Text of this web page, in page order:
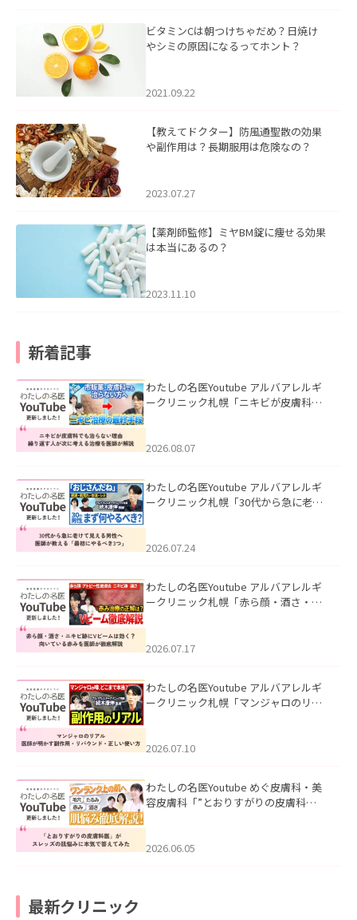
ビタミンCは朝つけちゃだめ？日焼け
やシミの原因になるってホント？
2021.09.22
【教えてドクター】防風通聖散の効果
や副作用は？長期服用は危険なの？
2023.07.27
【薬剤師監修】ミヤBM錠に痩せる効果
は本当にあるの？
2023.11.10
新着記事
わたしの名医Youtube アルバアレルギ
ークリニック札幌「ニキビが皮膚科で
ました。
2026.08.07
わたしの名医Youtube アルバアレルギ
ークリニック札幌「30代から急に老け
た。
2026.07.24
わたしの名医Youtube アルバアレルギ
ークリニック札幌「赤ら顔・酒さ・ニ
した。
2026.07.17
わたしの名医Youtube アルバアレルギ
ークリニック札幌「マンジャロのリア
た。
2026.07.10
わたしの名医Youtube めぐ皮膚科・美
容皮膚科「”とおりすがりの皮膚科
2026.06.05
最新クリニック